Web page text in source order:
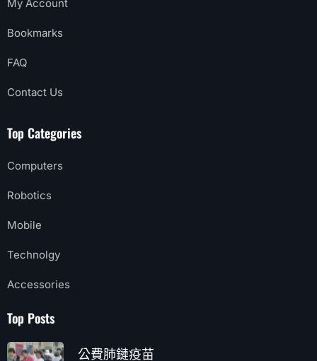
My Account
Bookmarks
FAQ
Contact Us
Top Categories
Computers
Robotics
Mobile
Technolgy
Accessories
Top Posts
公費肺鏈疫苗